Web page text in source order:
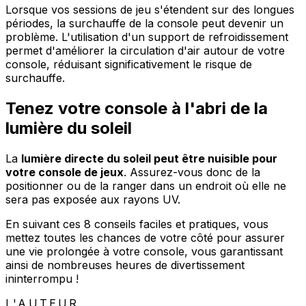
Lorsque vos sessions de jeu s'étendent sur des longues
périodes, la surchauffe de la console peut devenir un
problème. L'utilisation d'un support de refroidissement
permet d'améliorer la circulation d'air autour de votre
console, réduisant significativement le risque de
surchauffe.
Tenez votre console à l'abri de la
lumière du soleil
La lumière directe du soleil peut être nuisible pour
votre console de jeux. Assurez-vous donc de la
positionner ou de la ranger dans un endroit où elle ne
sera pas exposée aux rayons UV.
En suivant ces 8 conseils faciles et pratiques, vous
mettez toutes les chances de votre côté pour assurer
une vie prolongée à votre console, vous garantissant
ainsi de nombreuses heures de divertissement
ininterrompu !
L'AUTEUR